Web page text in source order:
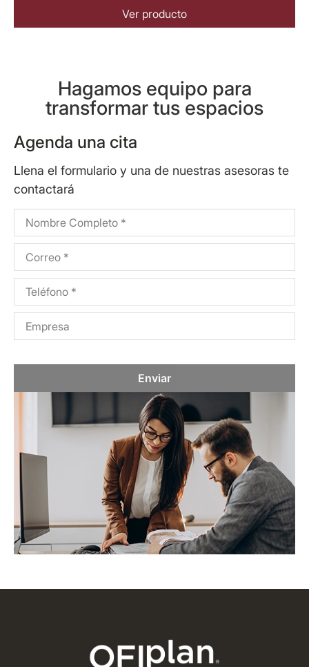
Ver producto
Hagamos equipo para
transformar tus espacios
Agenda una cita
Llena el formulario y una de nuestras asesoras te
contactará
Enviar